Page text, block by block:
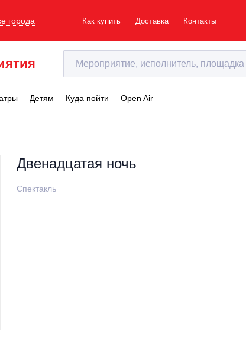
города Как купить Доставка Контакты
Детям Куда пойти Open Air
Двенадцатая ночь
Спектакль